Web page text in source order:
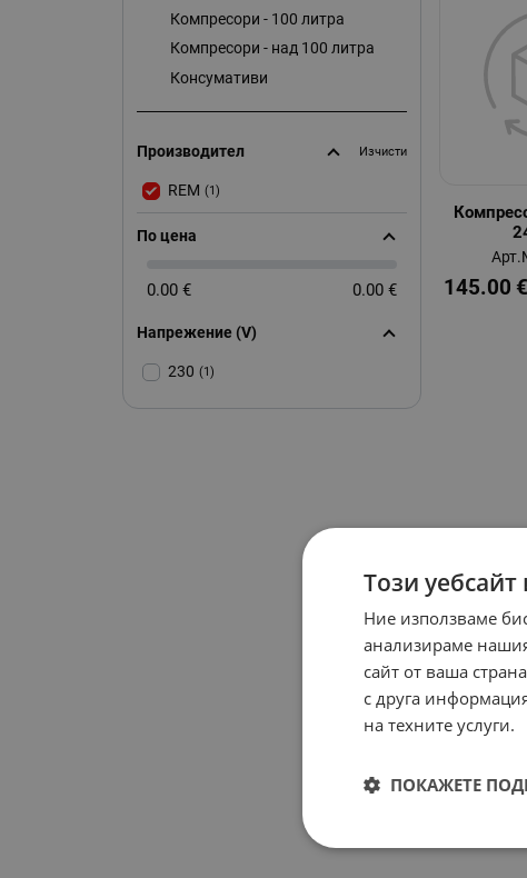
145.00 €
Компресори - 100 литра
Компресори - над 100 литра
Консумативи
Производител Изчисти
REM (1)
По цена
0.00 € 0.00 €
Напрежение (V)
230 (1)
Този
Ние използваме
анализираме
сайт от ваша
с друга
на техните услуги.
ПОКАЖЕТЕ